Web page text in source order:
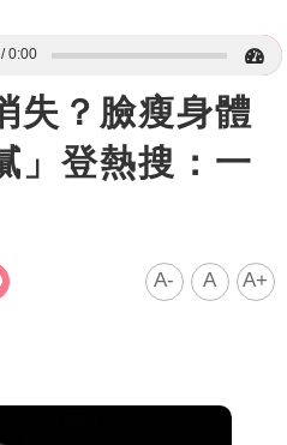
0:00
失？臉瘦身體
」登熱搜：一
A- A A+